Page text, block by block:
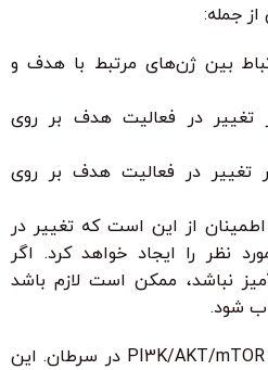
جمله:
بین ژن‌های مرتبط با هدف و
تغییر در فعالیت هدف بر روی
تغییر در فعالیت هدف بر روی
از این است که تغییر در
نظر را ایجاد خواهد کرد. اگر
نباشد، ممکن است لازم باشد
شود.
هدف قرار دادن مسیر PI3K/AKT/mTOR در سرطان. این